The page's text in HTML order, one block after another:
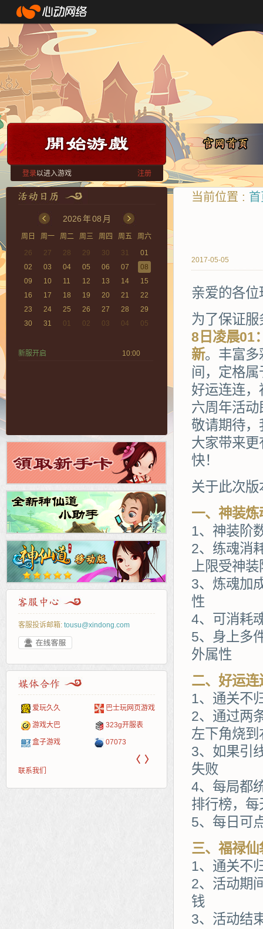
登录以进入游戏 注册
2026年08 月
周日 周一 周二 周三 周四 周五
周六
26
27 28 29 30 31
01
02
03 04 05 06 07
08
09
10 11 12 13 14
15
16
17 18 19 20 21
22
23
24 25 26 27 28
29
30
31 01 02 03 04 05
新服开启 10:00
客服投诉邮箱: tousu@xindong.com
爱玩久久 巴士玩网页游戏
游戏大巴 323g开服表
盒子游戏 07073
页游网
腾讯游戏 新浪
新浪页游 网易
多玩
中华网
Cwan
游一游
游侠网页游戏 40407
5617网游网 一游网
开服网
斗蟹网页游戏 游戏
4q5q游戏
〈 〉
联系我们
当前位置 :
2017-05-05
亲爱的各位
为了保证
8日凌晨01
新。丰富多
间，定格
好运连连
六周年活
敬请期待
大家带来
快！
关于此次
一、神装炼
1、神装阶
2、练魂消
上限受神
3、炼魂加
性
4、可消耗
5、身上多
外属性
二、好运连
1、通关不
2、通过两
左下角烧
3、如果引
失败
4、每局都
排行榜，
5、每日可
三、福禄仙
1、通关不
2、活动期
钱
3、活动结